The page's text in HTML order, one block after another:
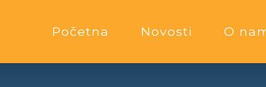
Početna Novosti O